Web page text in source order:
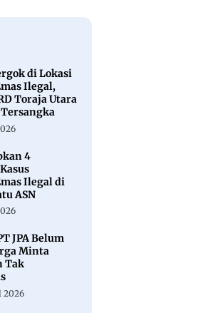
di Lokasi
Ilegal,
Toraja Utara
4
Ilegal di
ASN
JPA Belum
Minta
Tak
2026